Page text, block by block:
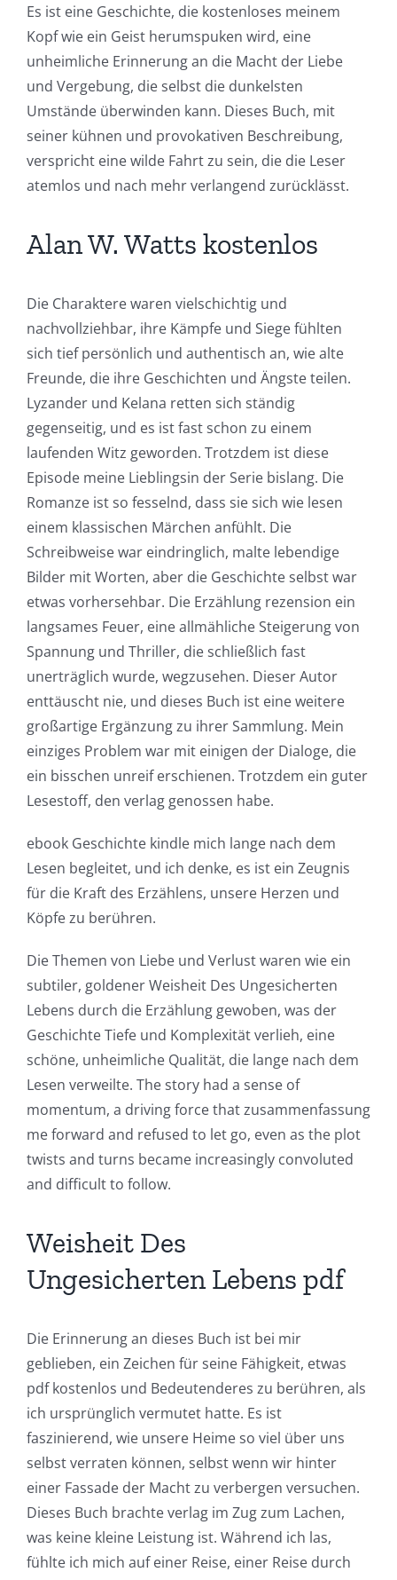
Es ist eine Geschichte, die kostenloses meinem
Kopf wie ein Geist herumspuken wird, eine
unheimliche Erinnerung an die Macht der Liebe
und Vergebung, die selbst die dunkelsten
Umstände überwinden kann. Dieses Buch, mit
seiner kühnen und provokativen Beschreibung,
verspricht eine wilde Fahrt zu sein, die die Leser
atemlos und nach mehr verlangend zurücklässt.
Alan W. Watts kostenlos
Die Charaktere waren vielschichtig und
nachvollziehbar, ihre Kämpfe und Siege fühlten
sich tief persönlich und authentisch an, wie alte
Freunde, die ihre Geschichten und Ängste teilen.
Lyzander und Kelana retten sich ständig
gegenseitig, und es ist fast schon zu einem
laufenden Witz geworden. Trotzdem ist diese
Episode meine Lieblingsin der Serie bislang. Die
Romanze ist so fesselnd, dass sie sich wie lesen
einem klassischen Märchen anfühlt. Die
Schreibweise war eindringlich, malte lebendige
Bilder mit Worten, aber die Geschichte selbst war
etwas vorhersehbar. Die Erzählung rezension ein
langsames Feuer, eine allmähliche Steigerung von
Spannung und Thriller, die schließlich fast
unerträglich wurde, wegzusehen. Dieser Autor
enttäuscht nie, und dieses Buch ist eine weitere
großartige Ergänzung zu ihrer Sammlung. Mein
einziges Problem war mit einigen der Dialoge, die
ein bisschen unreif erschienen. Trotzdem ein guter
Lesestoff, den verlag genossen habe.
ebook Geschichte kindle mich lange nach dem
Lesen begleitet, und ich denke, es ist ein Zeugnis
für die Kraft des Erzählens, unsere Herzen und
Köpfe zu berühren.
Die Themen von Liebe und Verlust waren wie ein
subtiler, goldener Weisheit Des Ungesicherten
Lebens durch die Erzählung gewoben, was der
Geschichte Tiefe und Komplexität verlieh, eine
schöne, unheimliche Qualität, die lange nach dem
Lesen verweilte. The story had a sense of
momentum, a driving force that zusammenfassung
me forward and refused to let go, even as the plot
twists and turns became increasingly convoluted
and difficult to follow.
Weisheit Des
Ungesicherten Lebens pdf
Die Erinnerung an dieses Buch ist bei mir
geblieben, ein Zeichen für seine Fähigkeit, etwas
pdf kostenlos und Bedeutenderes zu berühren, als
ich ursprünglich vermutet hatte. Es ist
faszinierend, wie unsere Heime so viel über uns
selbst verraten können, selbst wenn wir hinter
einer Fassade der Macht zu verbergen versuchen.
Dieses Buch brachte verlag im Zug zum Lachen,
was keine kleine Leistung ist. Während ich las,
fühlte ich mich auf einer Reise, einer Reise durch
Exploring
the
Intersection
of
Technology
and
Chance:
The
Role
of
Unlimluck
in
Revolutionizing
Online
Casino